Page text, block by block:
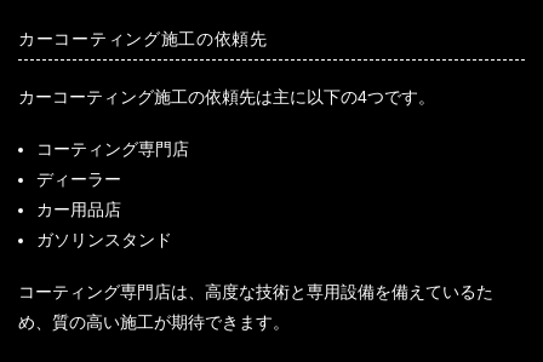
カーコーティング施工の依頼先
カーコーティング施工の依頼先は主に以下の4つです。
コーティング専門店
ディーラー
カー用品店
ガソリンスタンド
コーティング専門店は、高度な技術と専用設備を備えているた
め、質の高い施工が期待できます。